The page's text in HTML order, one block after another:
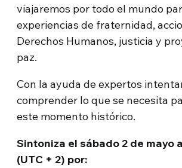
viajaremos por todo el mundo
experiencias de fraternidad,
Derechos Humanos, justicia y
paz.
Con la ayuda de expertos
comprender lo que se necesita
este momento histórico.
Sintoniza el sábado 2 de mayo
(UTC + 2) por: